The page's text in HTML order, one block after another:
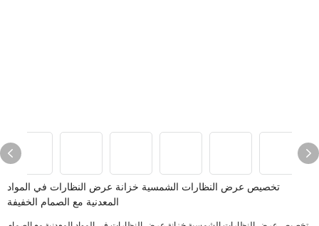
تخصيص عرض النظارات الشمسية خزانة عرض النظارات في المواد
المعدنية مع الصمام الخفيفة